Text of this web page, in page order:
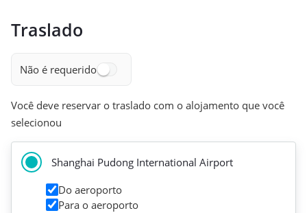
Traslado
Não é requerido
Você deve reservar o traslado com o alojamento que você
selecionou
Shanghai Pudong International Airport
Do aeroporto
Para o aeroporto